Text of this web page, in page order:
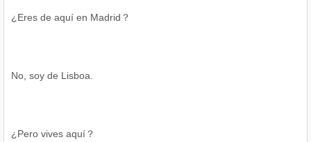
¿Eres de aquí en Madrid？
No, soy de Lisboa.
¿Pero vives aquí？